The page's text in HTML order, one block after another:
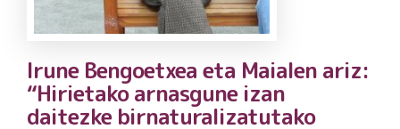
Irune Bengoetxea eta Maialen ariz:
“Hirietako arnasgune izan
daitezke birnaturalizatutako